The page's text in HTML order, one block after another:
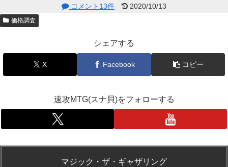
コメント13件 2020/10/13
価格調査
シェアする
X Facebook コピー
速攻MTG(スナ貝)をフォローする
マジック・ザ・ギャザリング